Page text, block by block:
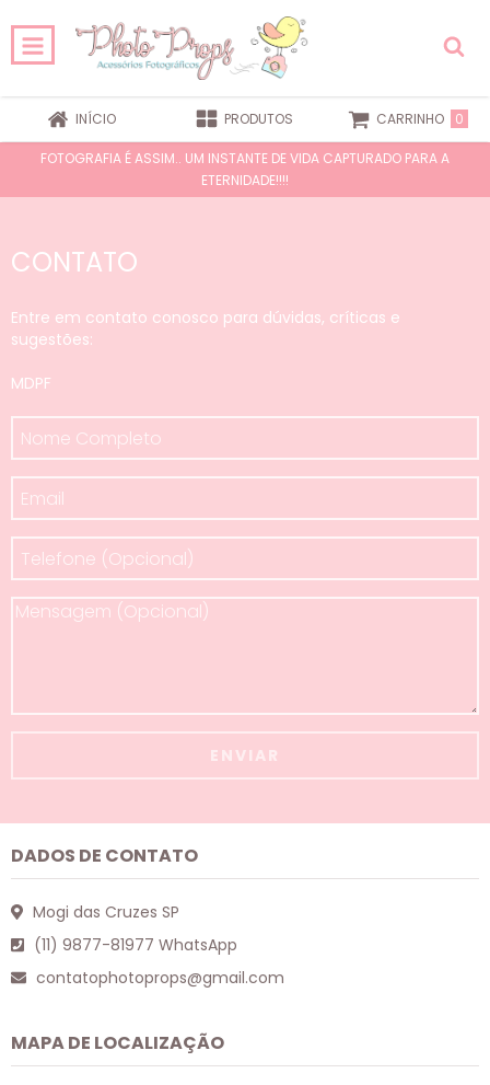
INÍCIO PRODUTOS CARRINHO 0
FOTOGRAFIA É ASSIM.. UM INSTANTE DE VIDA CAPTURADO PARA A
ETERNIDADE!!!!
CONTATO
Entre em contato conosco para dúvidas, críticas e
sugestões:
MDPF
DADOS DE CONTATO
Mogi das Cruzes SP
(11) 9877-81977 WhatsApp
contatophotoprops@gmail.com
MAPA DE LOCALIZAÇÃO